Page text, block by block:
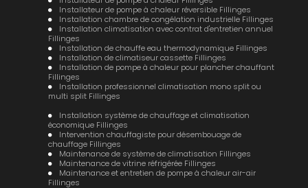
Installateur de pompe à chaleur réversible Fillinges
Installation chambre de congélation industrielle Fillinges
Installation climatisation avec contrat d'entretien annuel
Fillinges
Installation de chauffe eau thermodynamique Fillinges
Installation de climatiseur cassette Fillinges
Installation de pompe à chaleur pour plancher chauffant
Fillinges
Installation professionnel climatisation mono split ou
multi split Fillinges
Installation système de chauffage et climatisation
économique Fillinges
Intervention chauffagiste pour désembouage de
chauffage Fillinges
Maintenance de système de climatisation Fillinges
Maintenance de vitrine réfrigérée Fillinges
Maintenance et entretien de pompe à chaleur air-air
Fillinges